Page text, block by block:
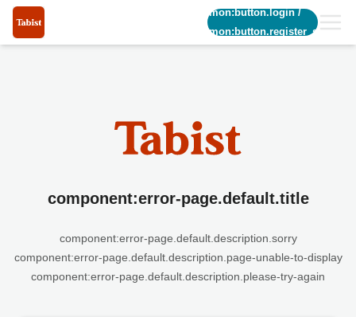
common:button.login/
common:button.register_short
component:error-page.default.title
component:error-page.default.description.sorry
component:error-page.default.description.page-unable-to-display
component:error-page.default.description.please-try-again